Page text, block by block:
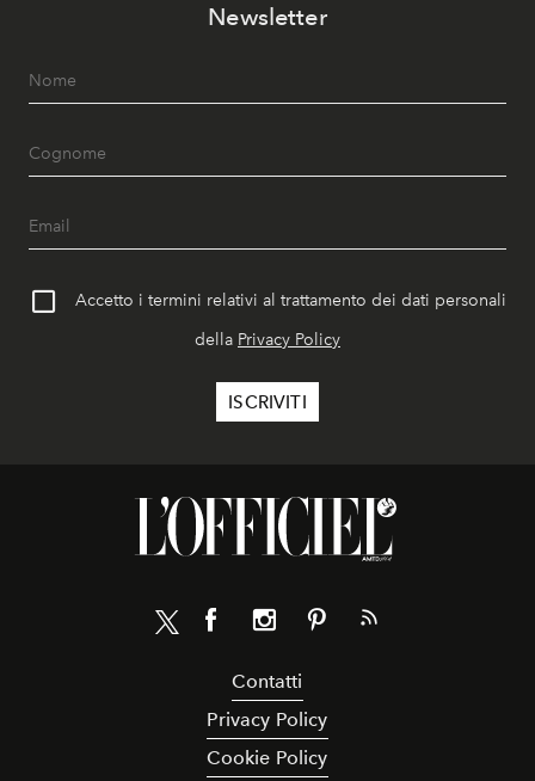
Newsletter
Accetto i termini relativi al trattamento dei dati personali
della Privacy Policy
Contatti
Privacy Policy
Cookie Policy